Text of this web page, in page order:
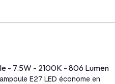
- 7.5W - 2100K - 806 Lumen
E27 LED économe en